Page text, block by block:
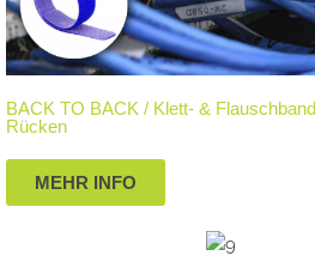
BACK TO BACK / Klett- &
Rücken
MEHR INFO